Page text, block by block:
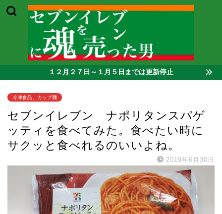
１２月２７日～１月５日までは更新停止
冷凍食品、カップ麺
セブンイレブン ナポリタンスパゲ
ッティを食べてみた。食べたい時に
サクッと食べれるのいいよね。
2019年6月30日